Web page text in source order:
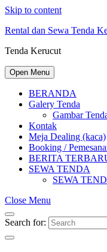
Skip to content
Rental dan Sewa Tenda
Tenda Kerucut
Open Menu
BERANDA
Galery Tenda
Gambar
Kontak
Meja Dealing (kaca)
Booking /
BERITA
SEWA TENDA
SEWA
Close Menu
Search for: